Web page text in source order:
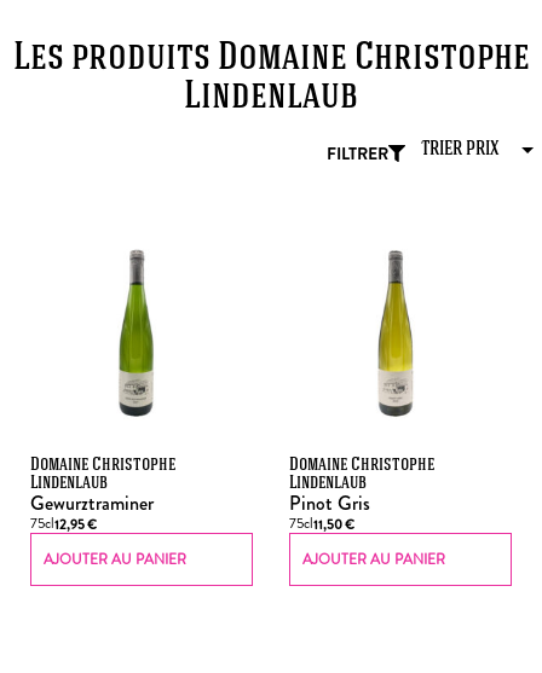
Les produits Domaine Christophe
Lindenlaub
FILTRER
Domaine Christophe
Lindenlaub
Gewurztraminer
75cl12,95€
AJOUTER AU PANIER
Domaine Christophe
Lindenlaub
Pinot Gris
75cl11,50€
AJOUTER AU PANIER